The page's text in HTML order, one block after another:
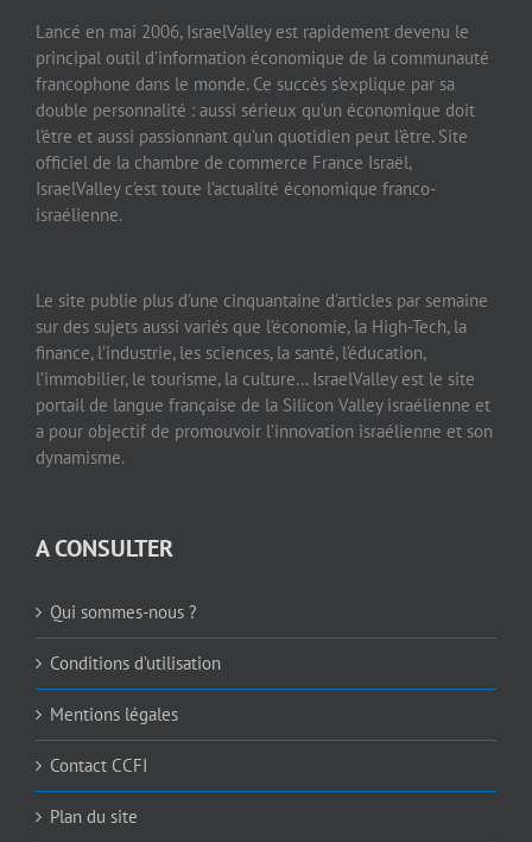
Lancé en mai 2006, IsraelValley est rapidement devenu le
principal outil d’information économique de la communauté
francophone dans le monde. Ce succès s’explique par sa
double personnalité : aussi sérieux qu’un économique doit
l’être et aussi passionnant qu’un quotidien peut l’être. Site
officiel de la chambre de commerce France Israël,
IsraelValley c’est toute l’actualité économique franco-
israélienne.
Le site publie plus d’une cinquantaine d’articles par semaine
sur des sujets aussi variés que l’économie, la High-Tech, la
finance, l’industrie, les sciences, la santé, l’éducation,
l’immobilier, le tourisme, la culture… IsraelValley est le site
portail de langue française de la Silicon Valley israélienne et
a pour objectif de promouvoir l’innovation israélienne et son
dynamisme.
A CONSULTER
Qui sommes-nous ?
Conditions d’utilisation
Mentions légales
Contact CCFI
Plan du site